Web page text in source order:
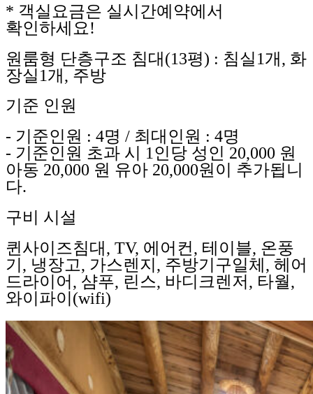
* 객실요금은 실시간예약에서
확인하세요!
원룸형 단층구조 침대(13평) : 침실1개, 화
장실1개, 주방
기준 인원
- 기준인원 : 4명 / 최대인원 : 4명
- 기준인원 초과 시 1인당 성인 20,000 원
아동 20,000 원 유아 20,000원이 추가됩니
다.
구비 시설
퀸사이즈침대, TV, 에어컨, 테이블, 온풍
기, 냉장고, 가스렌지, 주방기구일체, 헤어
드라이어, 샴푸, 린스, 바디크렌저, 타월,
와이파이(wifi)